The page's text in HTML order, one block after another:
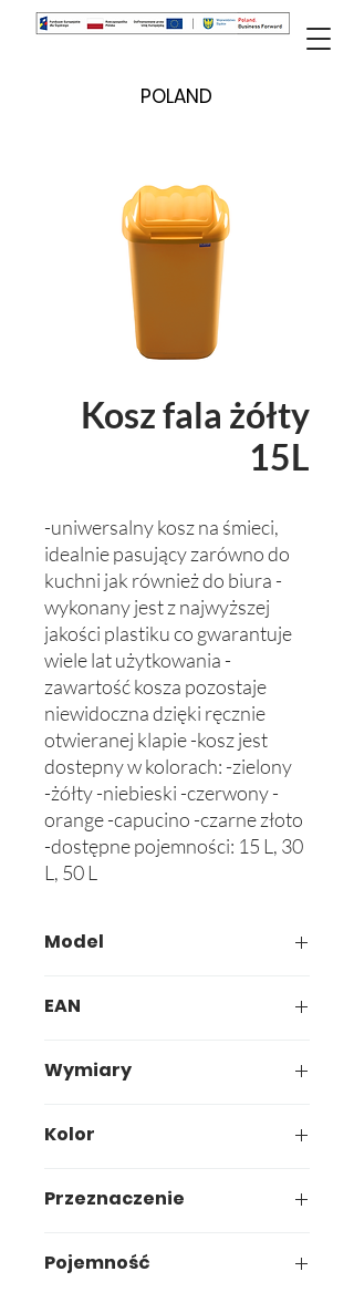
POLAND
Kosz fala żółty
15L
-uniwersalny kosz na śmieci,
idealnie pasujący zarówno do
kuchni jak również do biura -
wykonany jest z najwyższej
jakości plastiku co gwarantuje
wiele lat użytkowania -
zawartość kosza pozostaje
niewidoczna dzięki ręcznie
otwieranej klapie -kosz jest
dostepny w kolorach: -zielony
-żółty -niebieski -czerwony -
orange -capucino -czarne złoto
-dostępne pojemności: 15 L, 30
L, 50 L
Model
EAN
Wymiary
Kolor
Przeznaczenie
Pojemność